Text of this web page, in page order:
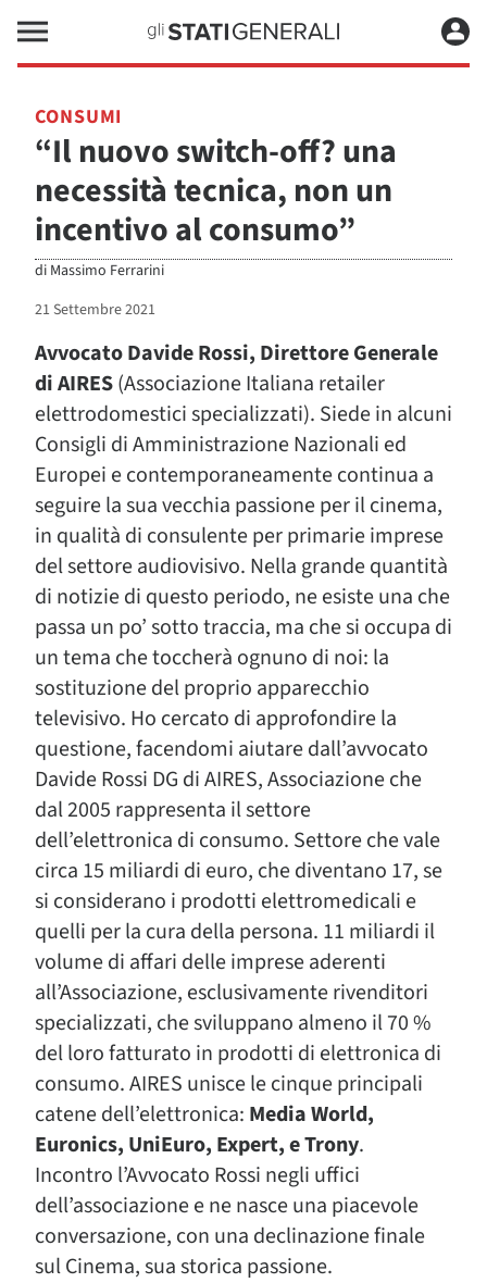
CONSUMI
“Il nuovo switch-off? una
necessità tecnica, non un
incentivo al consumo”
di Massimo Ferrarini
21 Settembre 2021
Avvocato Davide Rossi, Direttore Generale
di AIRES(Associazione Italiana retailer
elettrodomestici specializzati). Siede in alcuni
Consigli di Amministrazione Nazionali ed
Europei e contemporaneamente continua a
seguire la sua vecchia passione per il cinema,
in qualità di consulente per primarie imprese
del settore audiovisivo. Nella grande quantità
di notizie di questo periodo, ne esiste una che
passa un po’ sotto traccia, ma che si occupa di
un tema che toccherà ognuno di noi: la
sostituzione del proprio apparecchio
televisivo. Ho cercato di approfondire la
questione, facendomi aiutare dall’avvocato
Davide Rossi DG di AIRES, Associazione che
dal 2005 rappresenta il settore
dell’elettronica di consumo. Settore che vale
circa 15 miliardi di euro, che diventano 17, se
si considerano i prodotti elettromedicali e
quelli per la cura della persona. 11 miliardi il
volume di affari delle imprese aderenti
all’Associazione, esclusivamente rivenditori
specializzati, che sviluppano almeno il 70 %
del loro fatturato in prodotti di elettronica di
consumo. AIRES unisce le cinque principali
catene dell’elettronica: Media World,
Euronics, UniEuro, Expert, e Trony.
Incontro l’Avvocato Rossi negli uffici
dell’associazione e ne nasce una piacevole
conversazione, con una declinazione finale
sul Cinema, sua storica passione.